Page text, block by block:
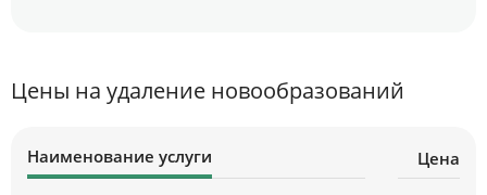
Цены на удаление новообразований
Наименование услуги Цена